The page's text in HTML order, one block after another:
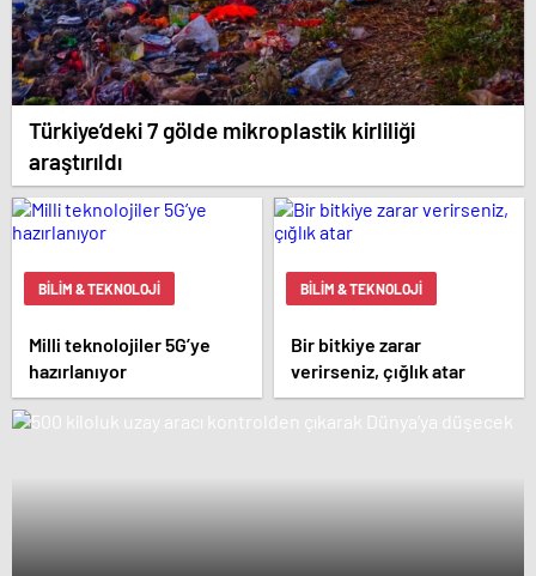
Türkiye’deki 7 gölde mikroplastik kirliliği
araştırıldı
BILIM & TEKNOLOJI
Milli teknolojiler 5G’ye
hazırlanıyor
BILIM & TEKNOLOJI
Bir bitkiye zarar
verirseniz, çığlık atar